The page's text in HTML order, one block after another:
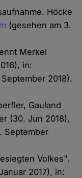
Höcke
(gesehen am 3.
Merkel
in:
2018).
Gauland
(30. Jun 2018),
September
Volkes".
2017), in: